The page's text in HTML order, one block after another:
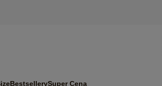
BestsellerySuper Cena